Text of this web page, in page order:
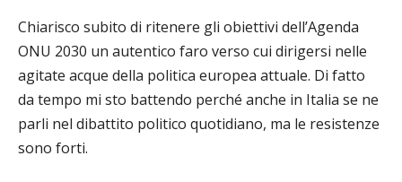
Chiarisco subito di ritenere gli obiettivi dell’Agenda
ONU 2030 un autentico faro verso cui dirigersi nelle
agitate acque della politica europea attuale. Di fatto
da tempo mi sto battendo perché anche in Italia se ne
parli nel dibattito politico quotidiano, ma le resistenze
sono forti.